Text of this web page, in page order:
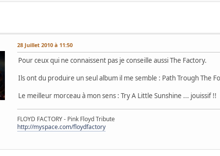
28 Juillet 2010 à 11:50
Pour ceux qui ne connaissent pas je conseille aussi The Factory.
Ils ont du produire un seul album il me semble : Path Trough The
Le meilleur morceau à mon sens : Try A Little Sunshine ... jouissif !!
FLOYD FACTORY - Pink Floyd Tribute
http://myspace.com/floydfactory